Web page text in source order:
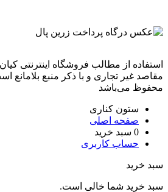
استفاده از مطالب فروشگاه اینترنتی
مقاصد غیر تجاری و با ذکر منبع بلامانع
محفوظ می‌باشد
ستون کناری
صفحه اصلی
0 سبد خرید
حساب کاربری
سبد خرید
سبد خرید شما خالی است.